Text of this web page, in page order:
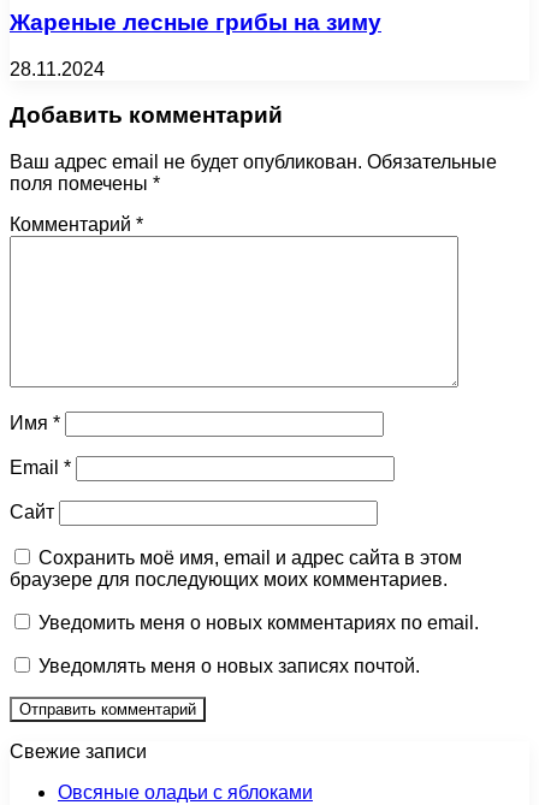
Жареные лесные грибы на зиму
28.11.2024
Добавить комментарий
Ваш адрес email не будет опубликован. Обязательные
поля помечены *
Комментарий *
Имя *
Email *
Сайт
Сохранить моё имя, email и адрес сайта в этом
браузере для последующих моих комментариев.
Уведомить меня о новых комментариях по email.
Уведомлять меня о новых записях почтой.
Свежие записи
Овсяные оладьи с яблоками